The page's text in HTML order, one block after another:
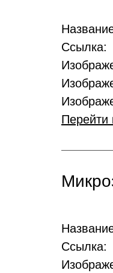
Ссылка:
Перейти
Ссылка: